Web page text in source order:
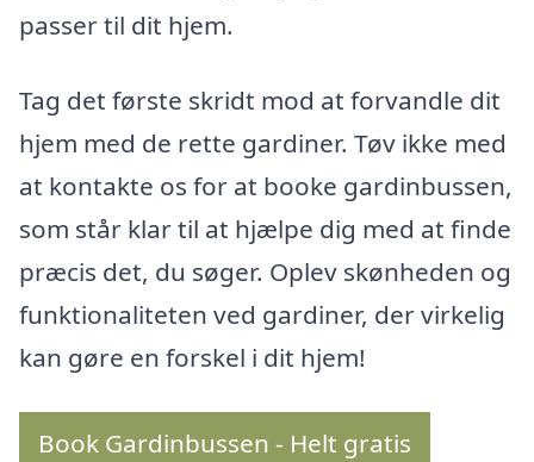
passer til dit hjem.
Tag det første skridt mod at forvandle dit
hjem med de rette gardiner. Tøv ikke med
at kontakte os for at booke gardinbussen,
som står klar til at hjælpe dig med at finde
præcis det, du søger. Oplev skønheden og
funktionaliteten ved gardiner, der virkelig
kan gøre en forskel i dit hjem!
Book Gardinbussen - Helt gratis